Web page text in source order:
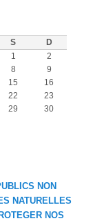
S
D
1
2
8
9
15
16
22
23
29
30
NON
NATURELLES
NOS